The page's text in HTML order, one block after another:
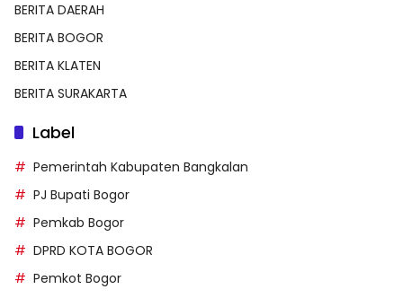
BERITA DAERAH
BERITA BOGOR
BERITA KLATEN
BERITA SURAKARTA
Label
Pemerintah Kabupaten Bangkalan
PJ Bupati Bogor
Pemkab Bogor
DPRD KOTA BOGOR
Pemkot Bogor